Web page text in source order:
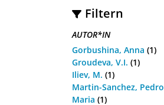
Filtern
AUTOR*IN
Gorbushina, Anna (1)
Groudeva, V.I. (1)
Iliev, M. (1)
Martin-Sanchez, Pedro
Maria (1)